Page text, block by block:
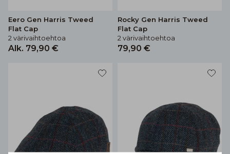
Eero Gen Harris Tweed
Flat Cap
2 värivaihtoehtoa
Alk. 79,90 €
Rocky Gen Harris Tweed
Flat Cap
2 värivaihtoehtoa
79,90 €